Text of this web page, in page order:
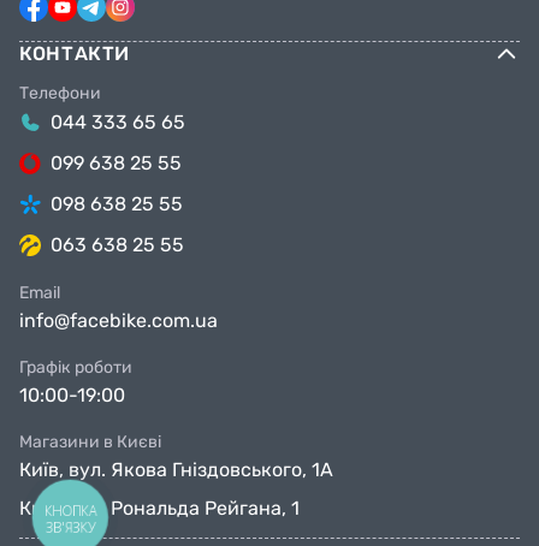
КОНТАКТИ
Телефони
044 333 65 65
099 638 25 55
098 638 25 55
063 638 25 55
Email
info@facebike.com.ua
Графік роботи
10:00-19:00
Магазини в Києві
Київ, вул. Якова Гніздовського, 1А
Київ, вул. Рональда Рейгана, 1
КНОПКА
ЗВ'ЯЗКУ